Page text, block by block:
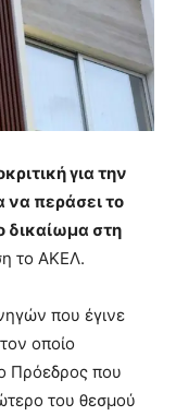
για την
να περάσει το
δικαίωμα στη
το ΑΚΕΛ.
που έγινε
οποίο
Πρόεδρος που
του θεσμού